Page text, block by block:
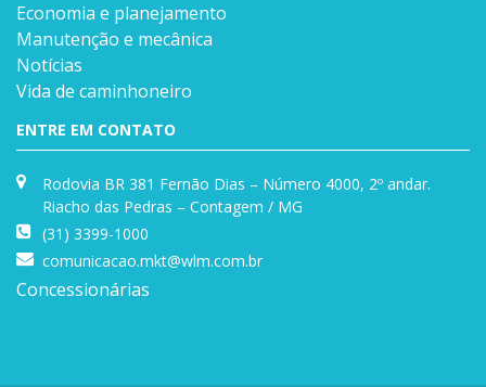
Economia e planejamento
Manutenção e mecânica
Notícias
Vida de caminhoneiro
ENTRE EM CONTATO
Rodovia BR 381 Fernão Dias – Número 4000, 2º andar.
Riacho das Pedras – Contagem / MG
(31) 3399-1000
comunicacao.mkt@wlm.com.br
Concessionárias